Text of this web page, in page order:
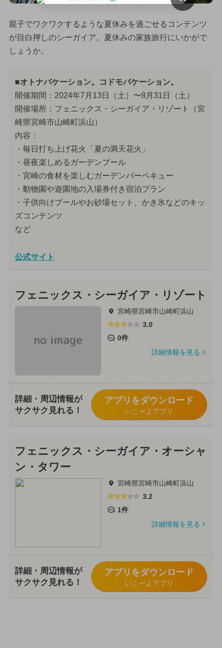
親子でワクワクするような夏休みを過ごせるコンテンツ
が目白押しのシーガイア。夏休みの家族旅行にいかがで
しょうか。
■オトナバケーション。コドモバケーション。
開催期間：2024年7月13日（土）〜8月31日（土）
開催場所：フェニックス・シーガイア・リゾート（宮
崎県宮崎市山崎町浜山）
内容：
・毎日打ち上げ花火「夏の満天花火」
・昼夜楽しめるガーデンプール
・宮崎の食材を楽しむガーデンバーベキュー
・動物園や遊園地の入場券付き宿泊プラン
・子供向けプールやお砂場セット、かき氷などのキッ
ズコンテンツ
など
公式サイト
フェニックス・シーガイア・リゾート
宮崎県宮崎市山崎町浜山
3.0
0件
詳細情報を見る
詳細・周辺情報が
サクサク見れる！
アプリをダウンロード
いこーよアプリ
フェニックス・シーガイア・オーシャ
ン・タワー
宮崎県宮崎市山崎町浜山
3.2
1件
詳細情報を見る
詳細・周辺情報が
サクサク見れる！
アプリをダウンロード
いこーよアプリ